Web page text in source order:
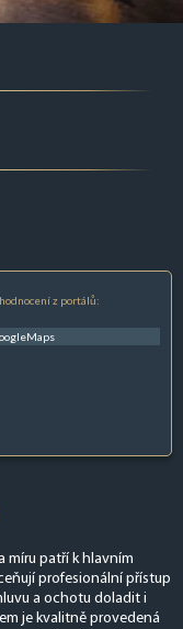
z portálů:
míru patří k hlavním
profesionální přístup
a ochotu doladit i
je kvalitně provedená